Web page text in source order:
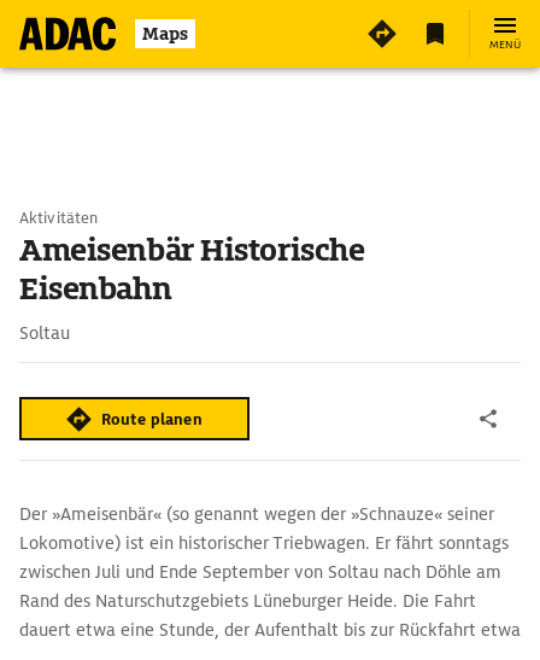
Maps MENÜ
Aktivitäten
Ameisenbär Historische
Eisenbahn
Soltau
Route planen
Der »Ameisenbär« (so genannt wegen der »Schnauze« seiner
Lokomotive) ist ein historischer Triebwagen. Er fährt sonntags
zwischen Juli und Ende September von Soltau nach Döhle am
Rand des Naturschutzgebiets Lüneburger Heide. Die Fahrt
dauert etwa eine Stunde, der Aufenthalt bis zur Rückfahrt etwa